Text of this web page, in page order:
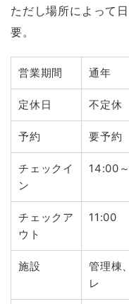
ただし場所によって
要。
営業期間 通年
定休日 不定休
予約 要予約
チェックイ
ン
14:00
チェックア
ウト
11:00
施設
管理棟
レ